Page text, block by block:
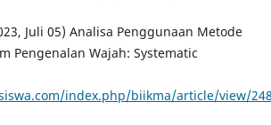
Juli 05) Analisa Penggunaan Metode
Pengenalan Wajah: Systematic
index.php/biikma/article/view/